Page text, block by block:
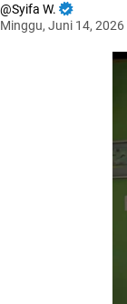
Syifa W.
Minggu, Juni 14, 2026